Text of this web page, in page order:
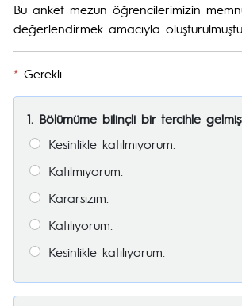
Bu anket mezun öğrencilerimizin
değerlendirmek amacıyla
* Gerekli
1. Bölümüme bilinçli bir tercihle
Kesinlikle katılmıyorum.
Katılmıyorum.
Kararsızım.
Katılıyorum.
Kesinlikle katılıyorum.